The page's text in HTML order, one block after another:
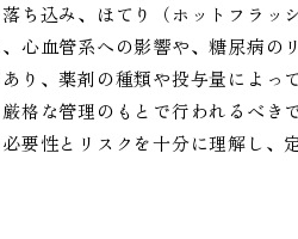
ち込み、ほてり（ホットフラッ
心血管系への影響や、糖尿病
り、薬剤の種類や投与量によっ
格な管理のもとで行われるべ
要性とリスクを十分に理解し、